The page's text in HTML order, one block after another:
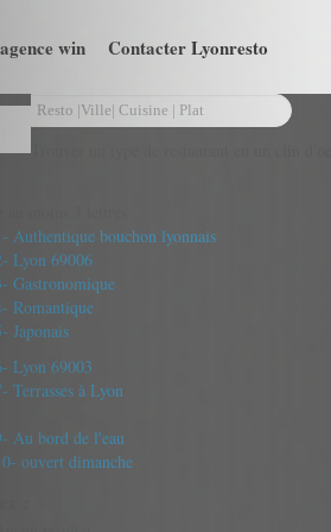
win Contacter Lyonresto
Authentique bouchon lyonnais
Lyon 69006
Gastronomique
Romantique
Japonais
Lyon 69003
Terrasses à Lyon
Au bord de l'eau
ouvert dimanche